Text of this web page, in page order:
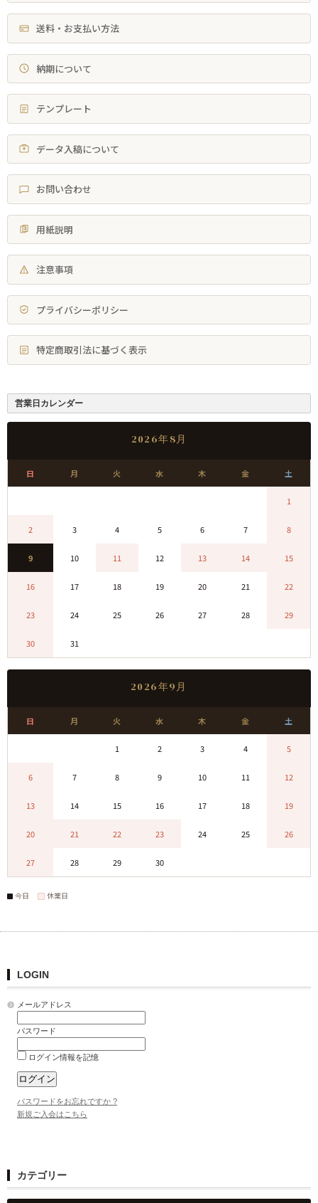
送料・お支払い方法
納期について
テンプレート
データ入稿について
お問い合わせ
用紙説明
注意事項
プライバシーポリシー
特定商取引法に基づく表示
営業日カレンダー
2026年8月
日 月 火 水 木 金 土
1
2 3 4 5 6 7 8
9 10 11 12 13 14 15
16 17 18 19 20 21 22
23 24 25 26 27 28 29
30 31
2026年9月
日 月 火 水 木 金 土
1 2 3 4 5
6 7 8 9 10 11 12
13 14 15 16 17 18 19
20 21 22 23 24 25 26
27 28 29 30
今日 休業日
LOGIN
メールアドレス
パスワード
ログイン情報を記憶
パスワードをお忘れですか ?
新規ご入会はこちら
カテゴリー